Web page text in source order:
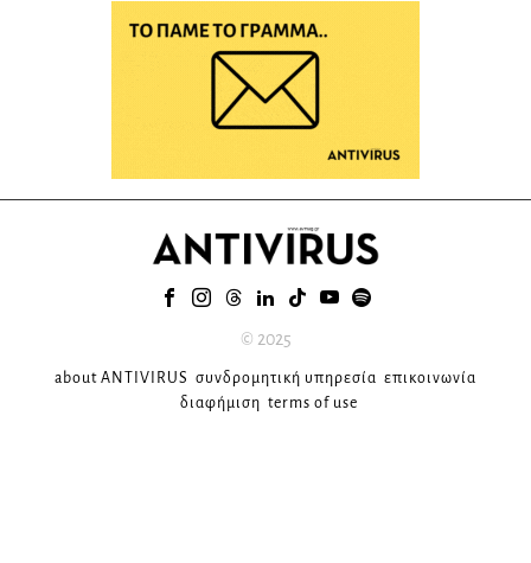
© 2025
about ANTIVIRUS συνδρομητική υπηρεσία επικοινωνία
διαφήμιση terms of use